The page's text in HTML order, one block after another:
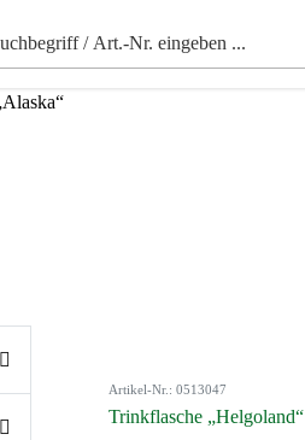
Artikel-Nr.: 0513047
Trinkflasche „Helgoland“